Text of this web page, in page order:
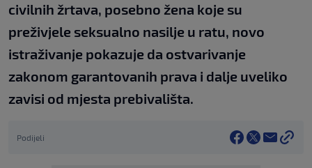
civilnih žrtava, posebno žena koje su
preživjele seksualno nasilje u ratu, novo
istraživanje pokazuje da ostvarivanje
zakonom garantovanih prava i dalje uveliko
zavisi od mjesta prebivališta.
Podijeli